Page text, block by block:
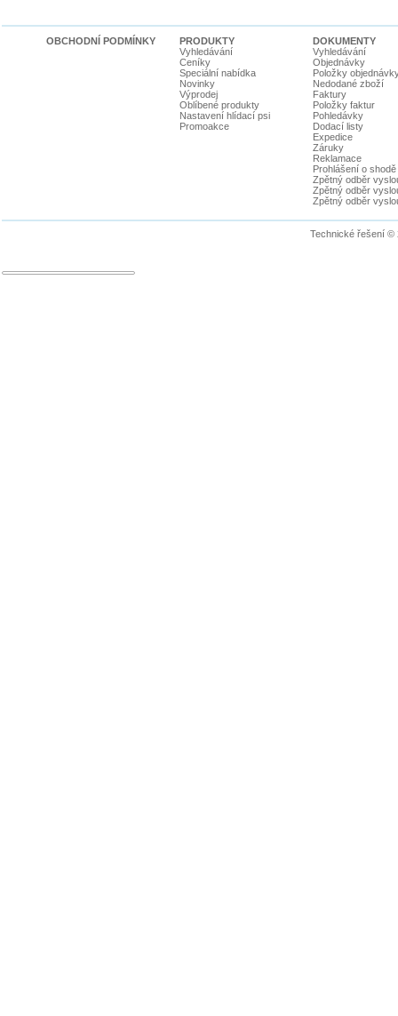
OBCHODNÍ PODMÍNKY
PRODUKTY
Vyhledávání
Ceníky
Speciální nabídka
Novinky
Výprodej
Oblíbené produkty
Nastavení hlídací psi
Promoakce
DOKUMENTY
Vyhledávání
Objednávky
Položky
Nedodané zboží
Faktury
Položky faktur
Pohledávky
Dodací listy
Expedice
Záruky
Reklamace
Prohlášení o shodě
Zpětný odběr
Zpětný odběr
Zpětný odběr
Technické řešení ©